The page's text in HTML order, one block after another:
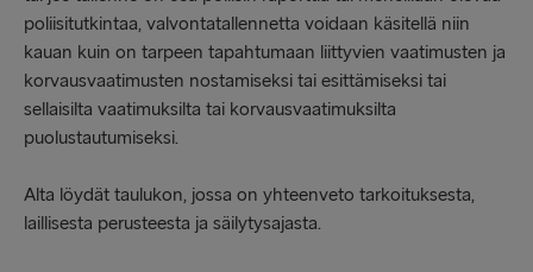
poliisitutkintaa, valvontatallennetta voidaan käsitellä niin
kauan kuin on tarpeen tapahtumaan liittyvien vaatimusten ja
korvausvaatimusten nostamiseksi tai esittämiseksi tai
sellaisilta vaatimuksilta tai korvausvaatimuksilta
puolustautumiseksi.
Alta löydät taulukon, jossa on yhteenveto tarkoituksesta,
laillisesta perusteesta ja säilytysajasta.